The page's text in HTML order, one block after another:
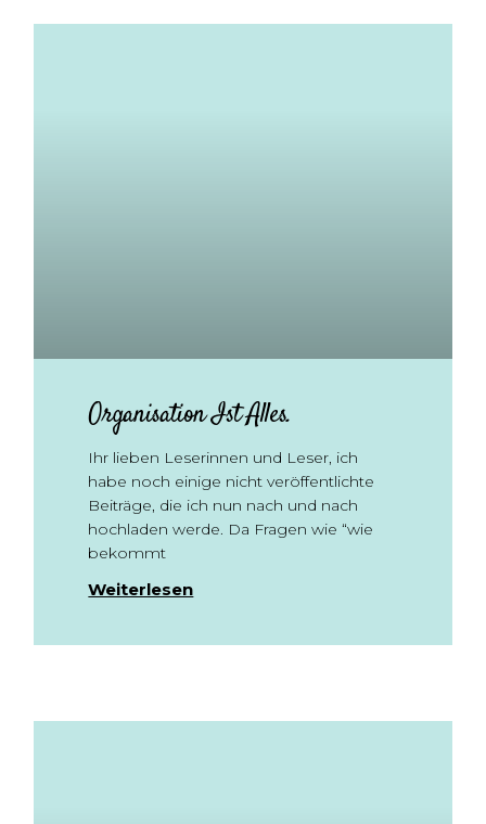
Organisation Ist Alles.
Ihr lieben Leserinnen und Leser, ich
habe noch einige nicht veröffentlichte
Beiträge, die ich nun nach und nach
hochladen werde. Da Fragen wie “wie
bekommt
Weiterlesen